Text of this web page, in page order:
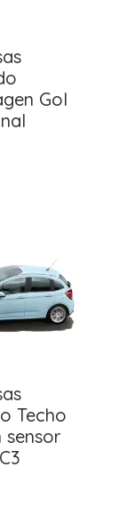
Gol
Techo
sensor